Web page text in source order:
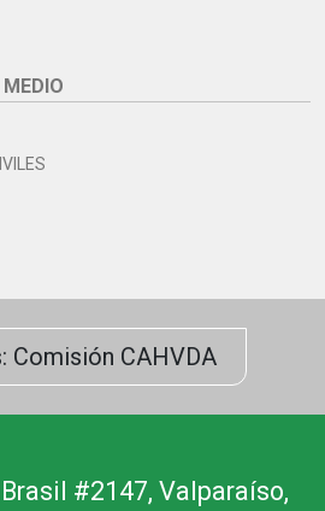
Comisión CAHVDA
#2147, Valparaíso,